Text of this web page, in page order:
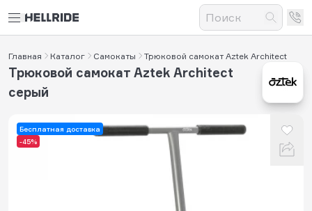
Главная Каталог Самокаты Трюковой самокат Aztek Architect
Бесплатная доставка
-45%
Трюковой самокат Aztek Architect
серый